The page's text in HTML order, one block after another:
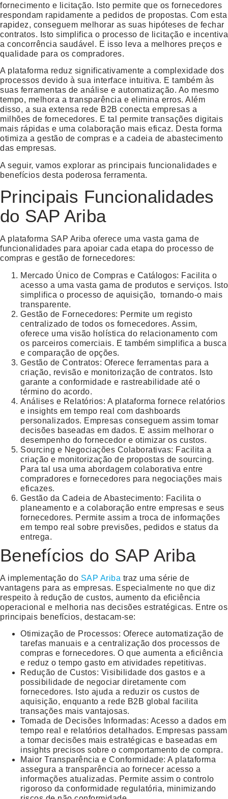
fornecimento e licitação. Isto permite que os fornecedores
respondam rapidamente a pedidos de propostas. Com esta
rapidez, conseguem melhorar as suas hipóteses de fechar
contratos. Isto simplifica o processo de licitação e incentiva
a concorrência saudável. E isso leva a melhores preços e
qualidade para os compradores.
A plataforma reduz significativamente a complexidade dos
processos devido à sua interface intuitiva. E também às
suas ferramentas de análise e automatização. Ao mesmo
tempo, melhora a transparência e elimina erros. Além
disso, a sua extensa rede B2B conecta empresas a
milhões de fornecedores. E tal permite transações digitais
mais rápidas e uma colaboração mais eficaz. Desta forma
otimiza a gestão de compras e a cadeia de abastecimento
das empresas.
A seguir, vamos explorar as principais funcionalidades e
benefícios desta poderosa ferramenta.
Principais Funcionalidades
do SAP Ariba
A plataforma SAP Ariba oferece uma vasta gama de
funcionalidades para apoiar cada etapa do processo de
compras e gestão de fornecedores:
Mercado Único de Compras e Catálogos: Facilita o
acesso a uma vasta gama de produtos e serviços. Isto
simplifica o processo de aquisição, tornando-o mais
transparente.
Gestão de Fornecedores: Permite um registo
centralizado de todos os fornecedores. Assim,
oferece uma visão holística do relacionamento com
os parceiros comerciais. E também simplifica a busca
e comparação de opções.
Gestão de Contratos: Oferece ferramentas para a
criação, revisão e monitorização de contratos. Isto
garante a conformidade e rastreabilidade até o
término do acordo.
Análises e Relatórios: A plataforma fornece relatórios
e insights em tempo real com dashboards
personalizados. Empresas conseguem assim tomar
decisões baseadas em dados. E assim melhorar o
desempenho do fornecedor e otimizar os custos.
Sourcing e Negociações Colaborativas: Facilita a
criação e monitorização de propostas de sourcing.
Para tal usa uma abordagem colaborativa entre
compradores e fornecedores para negociações mais
eficazes.
Gestão da Cadeia de Abastecimento: Facilita o
planeamento e a colaboração entre empresas e seus
fornecedores. Permite assim a troca de informações
em tempo real sobre previsões, pedidos e status da
entrega.
Benefícios do SAP Ariba
A implementação do SAP Ariba traz uma série de
vantagens para as empresas. Especialmente no que diz
respeito à redução de custos, aumento da eficiência
operacional e melhoria nas decisões estratégicas. Entre os
principais benefícios, destacam-se:
Otimização de Processos: Oferece automatização de
tarefas manuais e a centralização dos processos de
compras e fornecedores. O que aumenta a eficiência
e reduz o tempo gasto em atividades repetitivas.
Redução de Custos: Visibilidade dos gastos e a
possibilidade de negociar diretamente com
fornecedores. Isto ajuda a reduzir os custos de
aquisição, enquanto a rede B2B global facilita
transações mais vantajosas.
Tomada de Decisões Informadas: Acesso a dados em
tempo real e relatórios detalhados. Empresas passam
a tomar decisões mais estratégicas e baseadas em
insights precisos sobre o comportamento de compra.
Maior Transparência e Conformidade: A plataforma
assegura a transparência ao fornecer acesso a
informações atualizadas. Permite assim o controlo
rigoroso da conformidade regulatória, minimizando